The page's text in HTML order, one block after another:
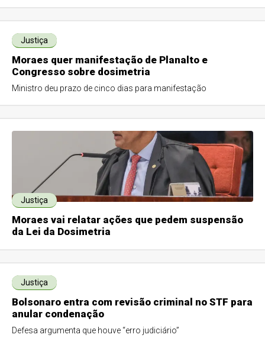
Justiça
Moraes quer manifestação de Planalto e
Congresso sobre dosimetria
Ministro deu prazo de cinco dias para manifestação
Justiça
Moraes vai relatar ações que pedem suspensão
da Lei da Dosimetria
Justiça
Bolsonaro entra com revisão criminal no STF para
anular condenação
Defesa argumenta que houve “erro judiciário”